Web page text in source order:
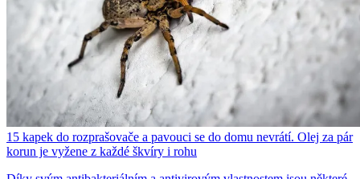
15 kapek do rozprašovače a pavouci se do domu nevrátí. Olej za pár
korun je vyžene z každé škvíry i rohu